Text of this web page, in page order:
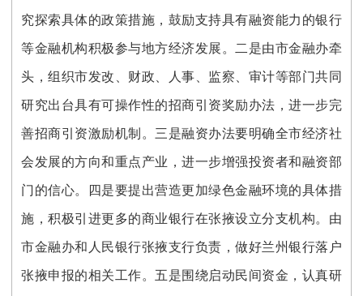
究探索具体的政策措施，鼓励支持具有融资能力的银行
等金融机构积极参与地方经济发展。二是由市金融办牵
头，组织市发改、财政、人事、监察、审计等部门共同
研究出台具有可操作性的招商引资奖励办法，进一步完
善招商引资激励机制。三是融资办法要明确全市经济社
会发展的方向和重点产业，进一步增强投资者和融资部
门的信心。四是要提出营造更加绿色金融环境的具体措
施，积极引进更多的商业银行在张掖设立分支机构。由
市金融办和人民银行张掖支行负责，做好兰州银行落户
张掖申报的相关工作。五是围绕启动民间资金，认真研